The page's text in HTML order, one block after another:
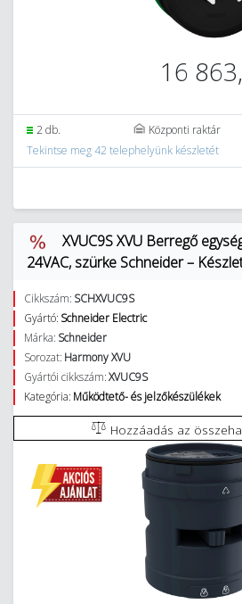
16
2 db. Központi raktár
Tekintse meg 42 telephelyünk készletét
XVUC9S XVU Berregő
24VAC, szürke Schneider –
Cikkszám: SCHXVUC9S
Gyártó: Schneider Electric
Márka: Schneider
Sorozat: Harmony XVU
Gyártói cikkszám:XVUC9S
Kategória: Működtető- és jelzőkészülékek
Hozzáadás az